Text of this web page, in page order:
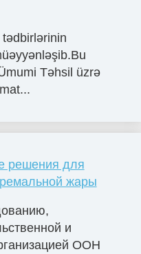
Təhsil üzrə
решения для
жары
и
ООН